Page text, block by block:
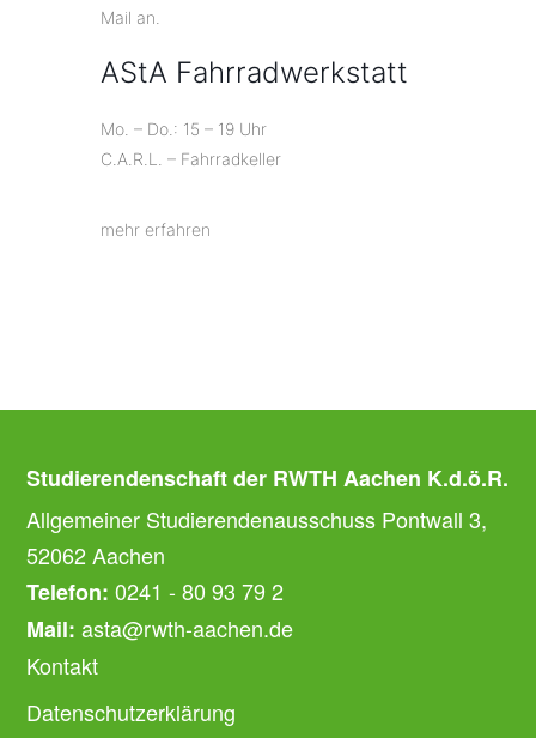
Mail an.
AStA Fahrradwerkstatt
Mo. – Do.: 15 – 19 Uhr
C.A.R.L. – Fahrradkeller
mehr erfahren
Studierendenschaft der RWTH Aachen K.d.ö.R.
Allgemeiner Studierendenausschuss Pontwall 3,
52062 Aachen
Telefon: 0241 - 80 93 79 2
Mail: asta@rwth-aachen.de
Kontakt
Datenschutzerklärung